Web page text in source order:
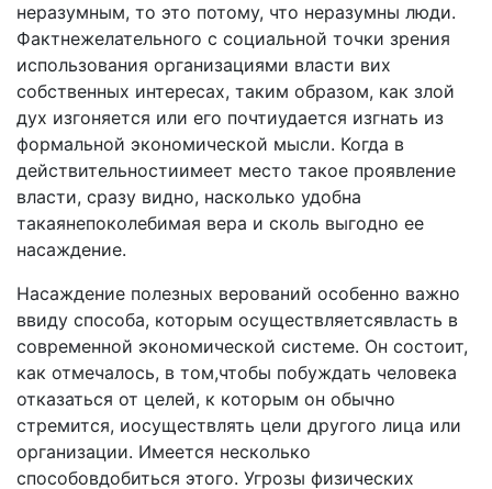
неразумным, то это потому, что неразумны люди.
Фактнежелательного с социаль­ной точки зрения
использования организациями власти вих
собственных интересах, таким образом, как злой
дух изгоняется или его почтиудается изгнать из
формальной экономической мысли. Когда в
действительностиимеет место такое проявление
власти, сразу видно, насколько удобна
такаянепоколебимая вера и сколь выгодно ее
насаждение.
Насаждение полезных верований особенно важно
вви­ду способа, которым осуществляетсявласть в
современной экономической системе. Он состоит,
как отмечалось, в том,чтобы побуждать человека
отказаться от целей, к которым он обычно
стремится, иосуществлять цели другого лица или
организации. Имеется несколько
способовдобиться этого. Угрозы физических